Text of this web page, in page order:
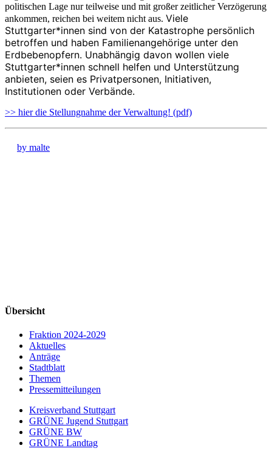
politischen Lage nur teilweise und mit großer zeitlicher Verzögerung
ankommen, reichen bei weitem nicht aus. Viele
Stuttgarter*innen sind von der Katastrophe persönlich
betroffen und haben Familienangehörige unter den
Erdbebenopfern. Unabhängig davon wollen viele
Stuttgarter*innen schnell helfen und Unterstützung
anbieten, seien es Privatpersonen, Initiativen,
Institutionen oder Verbände.
>> hier die Stellungnahme der Verwaltung! (pdf)
by malte
Übersicht
Fraktion 2024-2029
Aktuelles
Anträge
Stadtblatt
Themen
Pressemitteilungen
Kreisverband Stuttgart
GRÜNE Jugend Stuttgart
GRÜNE BW
GRÜNE Landtag